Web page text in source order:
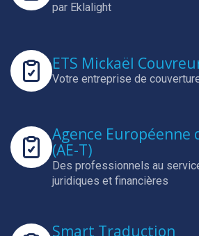
par Eklalight
ETS Mickaël
Votre entreprise de
Agence Européenne
(AE-T)
Des professionnels au
juridiques et financières
Smart Traduction